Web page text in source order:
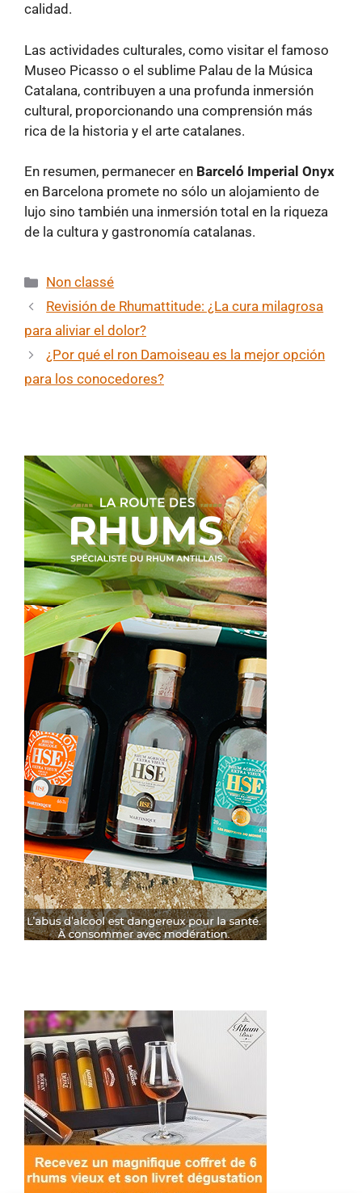
calidad.
Las actividades culturales, como visitar el famoso
Museo Picasso o el sublime Palau de la Música
Catalana, contribuyen a una profunda inmersión
cultural, proporcionando una comprensión más
rica de la historia y el arte catalanes.
En resumen, permanecer en Barceló Imperial Onyx
en Barcelona promete no sólo un alojamiento de
lujo sino también una inmersión total en la riqueza
de la cultura y gastronomía catalanas.
Categorías
Non classé
Revisión de Rhumattitude: ¿La cura milagrosa
para aliviar el dolor?
¿Por qué el ron Damoiseau es la mejor opción
para los conocedores?